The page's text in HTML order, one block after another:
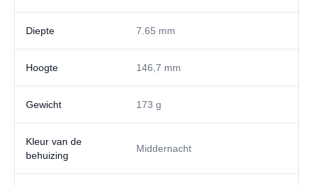
Diepte 7.65 mm
Hoogte 146,7 mm
Gewicht 173 g
Kleur van de
behuizing
Middernacht